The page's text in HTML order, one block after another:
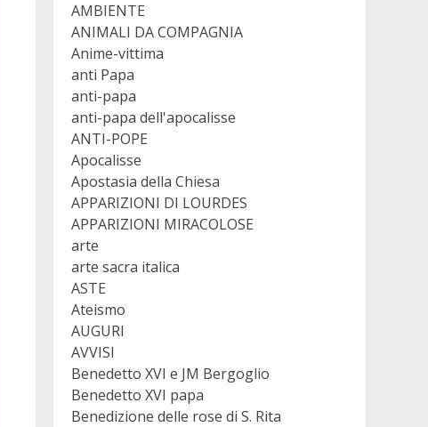
AMBIENTE
ANIMALI DA COMPAGNIA
Anime-vittima
anti Papa
anti-papa
anti-papa dell'apocalisse
ANTI-POPE
Apocalisse
Apostasia della Chiesa
APPARIZIONI DI LOURDES
APPARIZIONI MIRACOLOSE
arte
arte sacra italica
ASTE
Ateismo
AUGURI
AVVISI
Benedetto XVI e JM Bergoglio
Benedetto XVI papa
Benedizione delle rose di S. Rita